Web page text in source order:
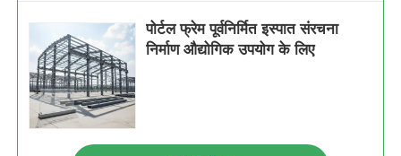
पोर्टल फ्रेम पूर्वनिर्मित इस्पात संरचना
निर्माण औद्योगिक उपयोग के लिए